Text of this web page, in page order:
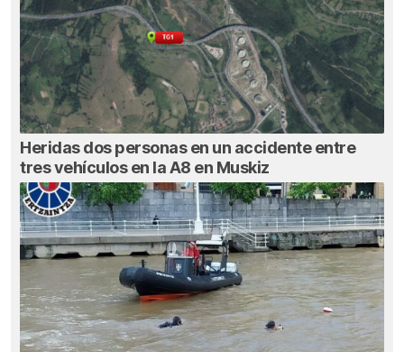
Heridas dos personas en un accidente entre
tres vehículos en la A8 en Muskiz